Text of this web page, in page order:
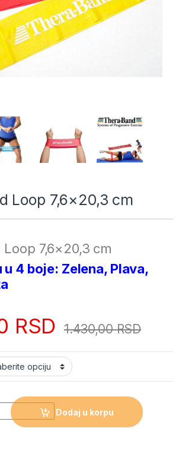
Loop 7,6×20,3 cm
7,6×20,3 cm
u 4 boje: Zelena, Plava,
RSD 1.430,00RSD
Dodaj u korpu